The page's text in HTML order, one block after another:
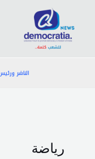
المحتوى
الناشر
رياضة